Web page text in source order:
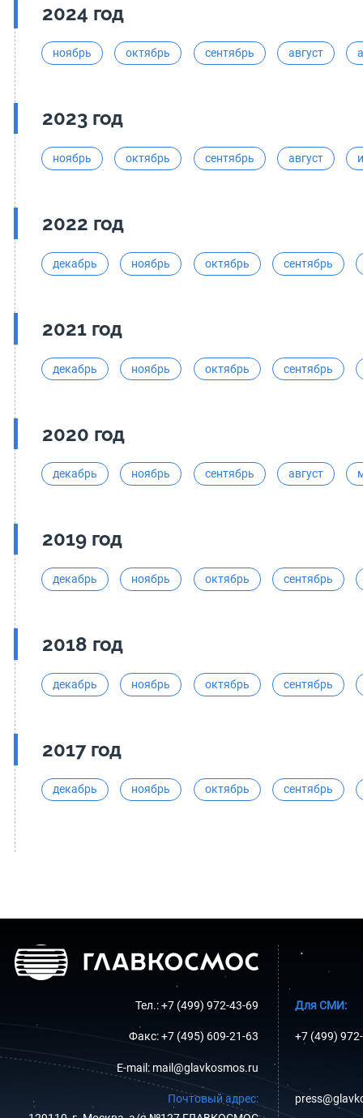
2024 год
ноябрь октябрь сентябрь август
2023 год
ноябрь октябрь сентябрь август
2022 год
декабрь ноябрь октябрь сентябрь
2021 год
декабрь ноябрь октябрь сентябрь
2020 год
декабрь ноябрь сентябрь август
2019 год
декабрь ноябрь октябрь сентябрь
2018 год
декабрь ноябрь октябрь сентябрь
2017 год
декабрь ноябрь октябрь сентябрь
Тел.: +7 (499) 972-43-69
Факс: +7 (495) 609-21-63
E-mail: mail@glavkosmos.ru
Почтовый адрес:
Для СМИ:
+7 (499)